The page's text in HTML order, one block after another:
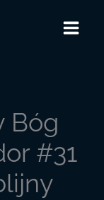
Bóg
#31